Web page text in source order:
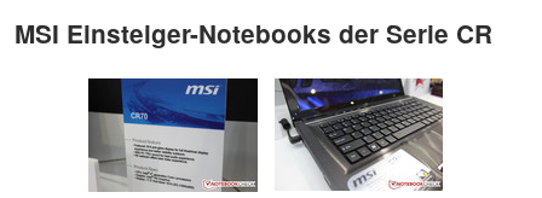
MSI Einsteiger-Notebooks der Serie CR